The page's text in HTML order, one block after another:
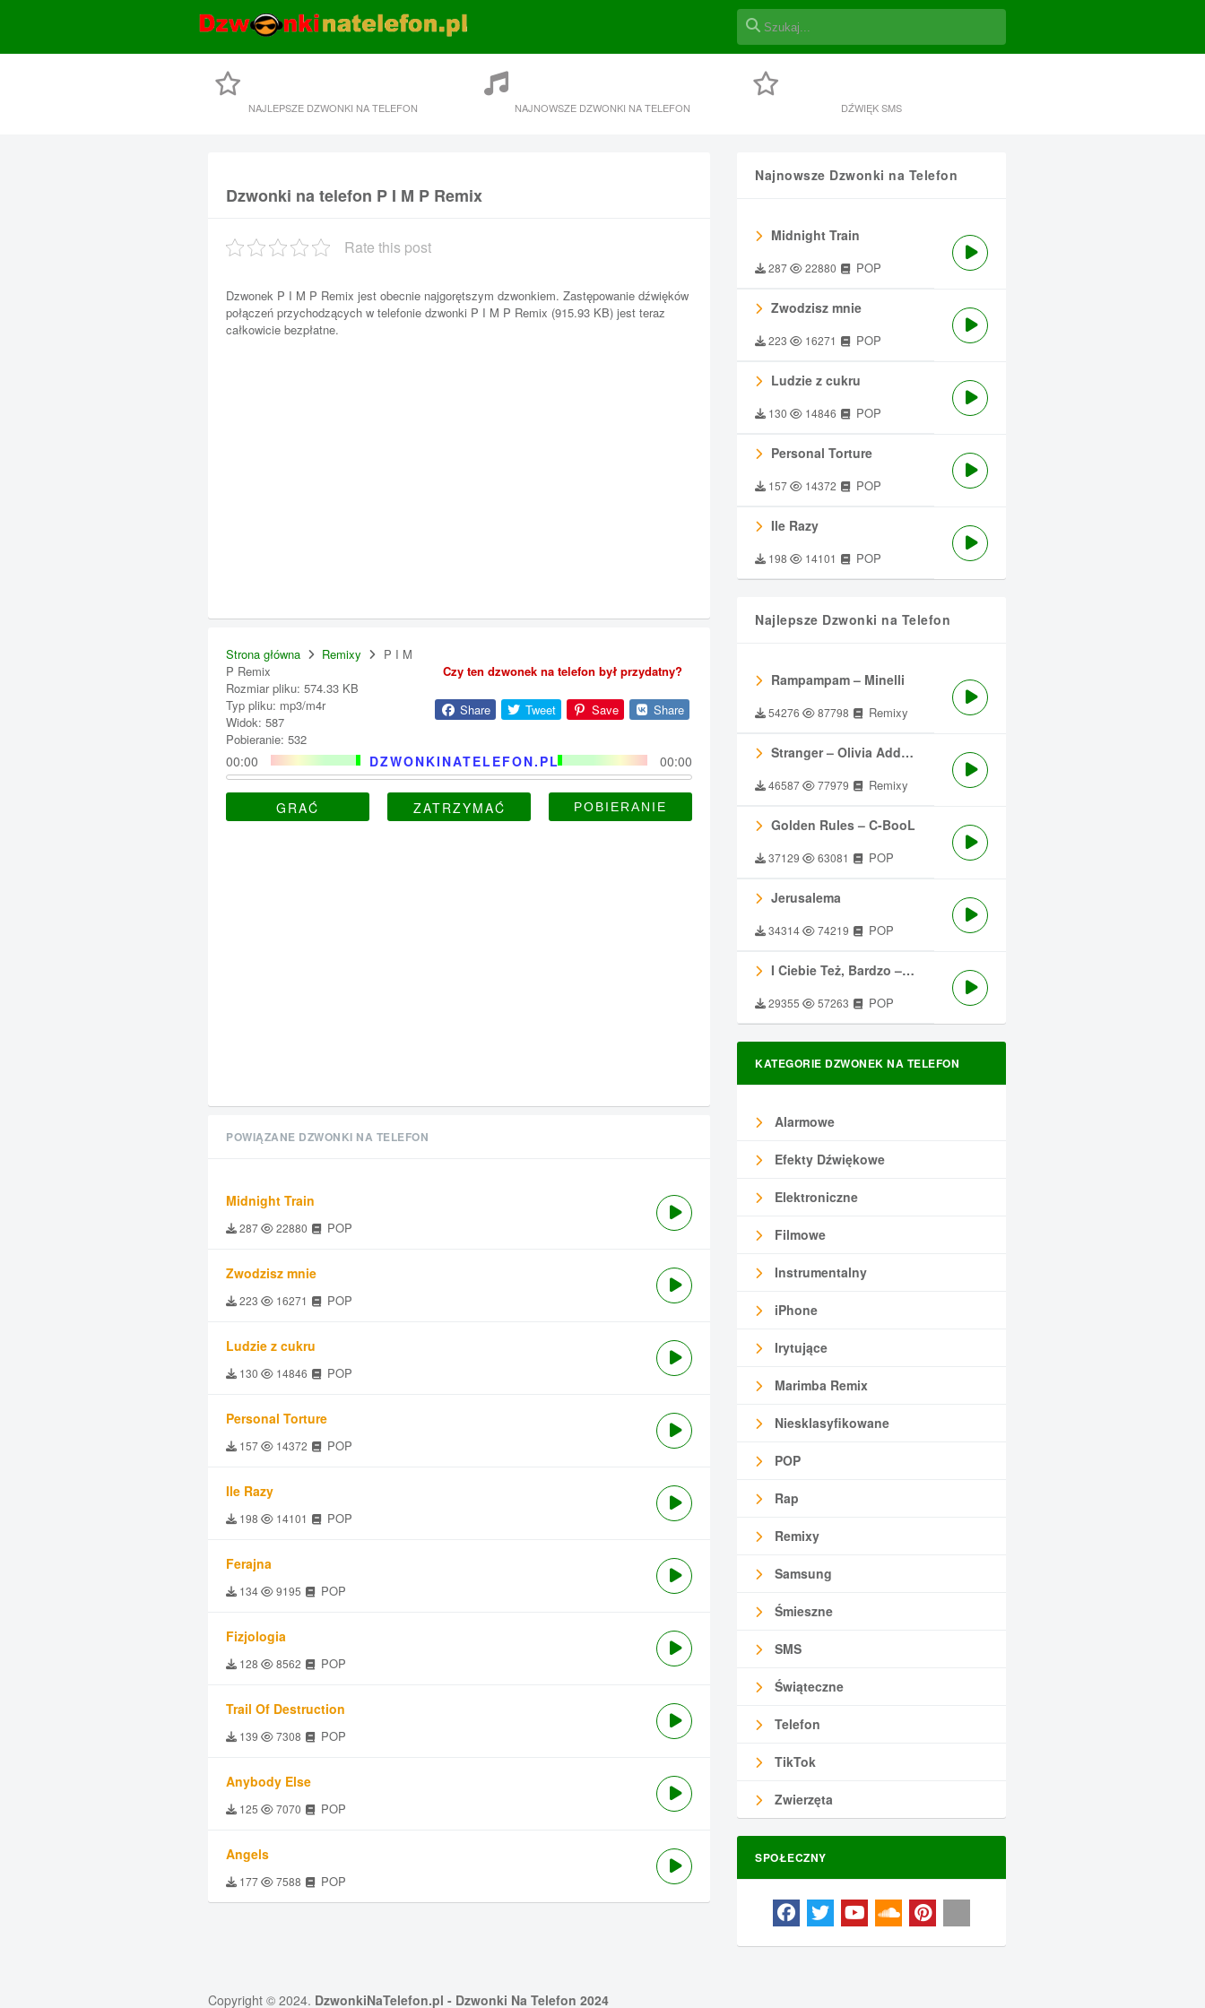
NAJLEPSZE DZWONKI NA TELEFON NAJNOWSZE DZWONKI NA TELEFON DŹWIĘK SMS
Dzwonki na telefon P I M P Remix
Rate this post
Dzwonek P I M P Remix jest obecnie najgorętszym dzwonkiem. Zastępowanie dźwięków
połączeń przychodzących w telefonie dzwonki P I M P Remix (915.93 KB) jest teraz
całkowicie bezpłatne.
Strona główna Remixy
P I M
P Remix
Rozmiar pliku: 574.33 KB
Typ pliku: mp3/m4r
Widok: 587
Pobieranie: 532
Czy ten dzwonek na telefon był przydatny?
Share Tweet Save Share
DZWONKINATELEFON.PL
00:00 00:00
GRAĆ ZATRZYMAĆ
Najnowsze Dzwonki na Telefon
Midnight Train
287 22880 POP
Zwodzisz mnie
223 16271 POP
Ludzie z cukru
130 14846 POP
Personal Torture
157 14372 POP
Ile Razy
198 14101 POP
Najlepsze Dzwonki na Telefon
Rampampam – Minelli
54276 87798 Remixy
Stranger – Olivia Addams
46587 77979 Remixy
Golden Rules – C-BooL
37129 63081 POP
Jerusalema
34314 74219 POP
I Ciebie Też, Bardzo – Męskie Granie
29355 57263 POP
KATEGORIE DZWONEK NA TELEFON
Alarmowe
Efekty Dźwiękowe
Elektroniczne
Filmowe
Instrumentalny
iPhone
Irytujące
Marimba Remix
Niesklasyfikowane
POP
Rap
Remixy
Samsung
Śmieszne
SMS
Świąteczne
Telefon
TikTok
Zwierzęta
SPOŁECZNY
POWIĄZANE DZWONKI NA TELEFON
Midnight Train
287 22880 POP
Zwodzisz mnie
223 16271 POP
Ludzie z cukru
130 14846 POP
Personal Torture
157 14372 POP
Ile Razy
198 14101 POP
Ferajna
134 9195 POP
Fizjologia
128 8562 POP
Trail Of Destruction
139 7308 POP
Anybody Else
125 7070 POP
Angels
177 7588 POP
Copyright © 2024. DzwonkiNaTelefon.pl - Dzwonki Na Telefon 2024